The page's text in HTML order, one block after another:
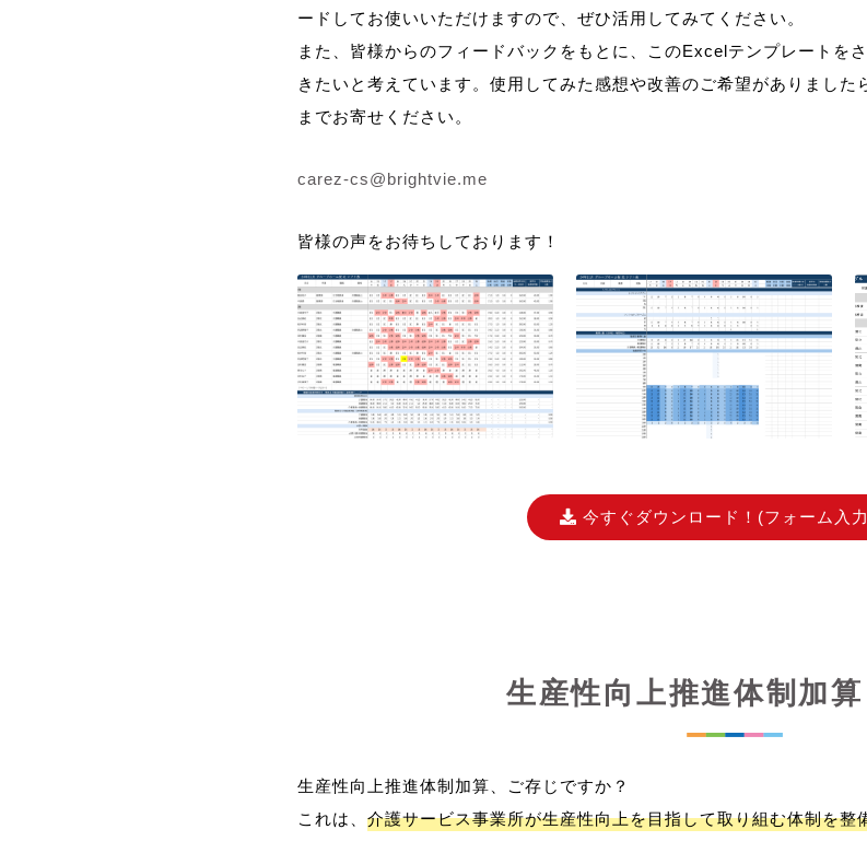
ードしてお使いいただけますので、ぜひ活用してみてください。
また、皆様からのフィードバックをもとに、このExcelテンプレートを
きたいと考えています。使用してみた感想や改善のご希望がありました
までお寄せください。
carez-cs@brightvie.me
皆様の声をお待ちしております！
今すぐダウンロード！ (フォーム入
生産性向上推進体制加算
生産性向上推進体制加算、ご存じですか？
これは、 介護サービス事業所が生産性向上を目指して取り組む体制を整